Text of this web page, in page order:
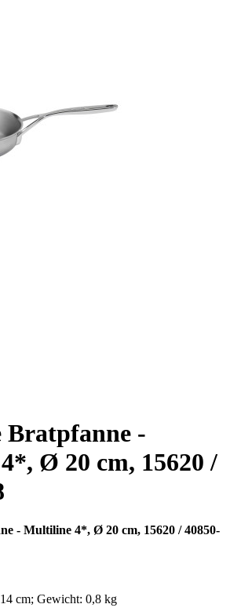
Bratpfanne -
Ø 20 cm, 15620 /
- Multiline 4*, Ø 20 cm, 15620 / 40850-
cm; Gewicht: 0,8 kg